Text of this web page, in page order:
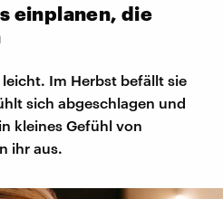
einplanen, die
Im Herbst befällt sie
sich abgeschlagen und
kleines Gefühl von
ihr aus.